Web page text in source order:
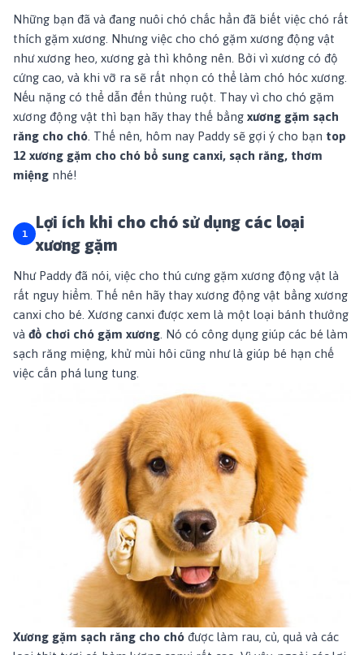
Những bạn đã và đang nuôi chó chắc hẳn đã biết việc chó rất
thích gặm xương. Nhưng việc cho chó gặm xương động vật
như xương heo, xương gà thì không nên. Bởi vì xương có độ
cứng cao, và khi vỡ ra sẽ rất nhọn có thể làm chó hóc xương.
Nếu nặng có thể dẫn đến thủng ruột. Thay vì cho chó gặm
xương động vật thì bạn hãy thay thế bằng xương gặm sạch
răng cho chó . Thế nên, hôm nay Paddy sẽ gợi ý cho bạn top
12 xương gặm cho chó bổ sung canxi, sạch răng, thơm
miệng nhé!
Lợi ích khi cho chó sử dụng các loại
xương gặm
Như Paddy đã nói, việc cho thú cưng gặm xương động vật là
rất nguy hiểm. Thế nên hãy thay xương động vật bằng xương
canxi cho bé. Xương canxi được xem là một loại bánh thưởng
và đồ chơi chó gặm xương . Nó có công dụng giúp các bé làm
sạch răng miệng, khử mùi hôi cũng như là giúp bé hạn chế
việc cắn phá lung tung.
Xương gặm sạch răng cho chó được làm rau, củ, quả và các